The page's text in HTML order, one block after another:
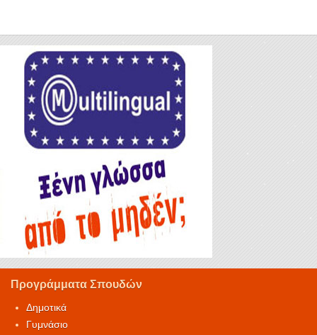
Προγράμματα Σπουδών
Δημοτικά
Γυμνάσιο